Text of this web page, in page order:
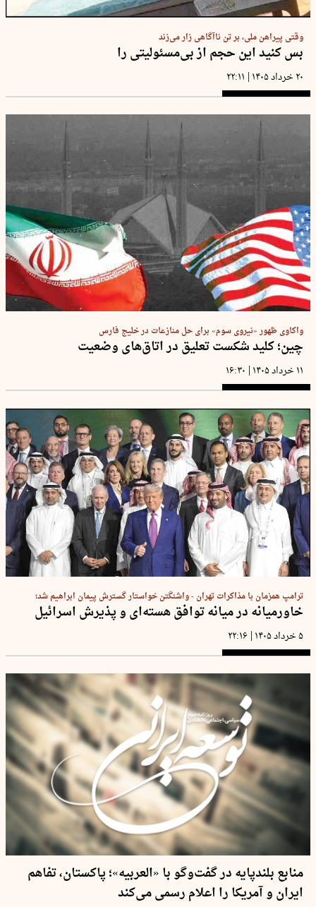
وقتی پیراهن ملی، بر تن ناآگاهی زار می‌زند
بس کنید این حجم از بی‌مسئولیتی را
۲۰ خرداد ۱۴۰۵ | ۲۲:۱۱
واکاوی ظهور «نیروی سوم» برای حل منازعات در خلیج فارس
چین؛ کلید شکست تعلیق در اتاق‌های وضعیت
۱۱ خرداد ۱۴۰۵ | ۱۶:۳۰
ترامپ همزمان با مذاکرات تهران - واشنگتن خواستار گسترش پیمان ابراهیم شد؛
خاورمیانه در میانه توافق هسته‌ای و پذیرش اسرائیل
۵ خرداد ۱۴۰۵ | ۲۲:۱۶
منابع بلندپایه در گفت‌وگو با «العربیه»؛ پاکستان، تفاهم
ایران و آمریکا را اعلام رسمی می‌کند